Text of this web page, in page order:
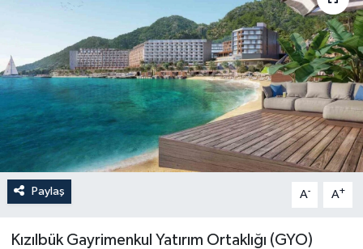
Paylaş A- A+
Kızılbük Gayrimenkul Yatırım Ortaklığı (GYO)